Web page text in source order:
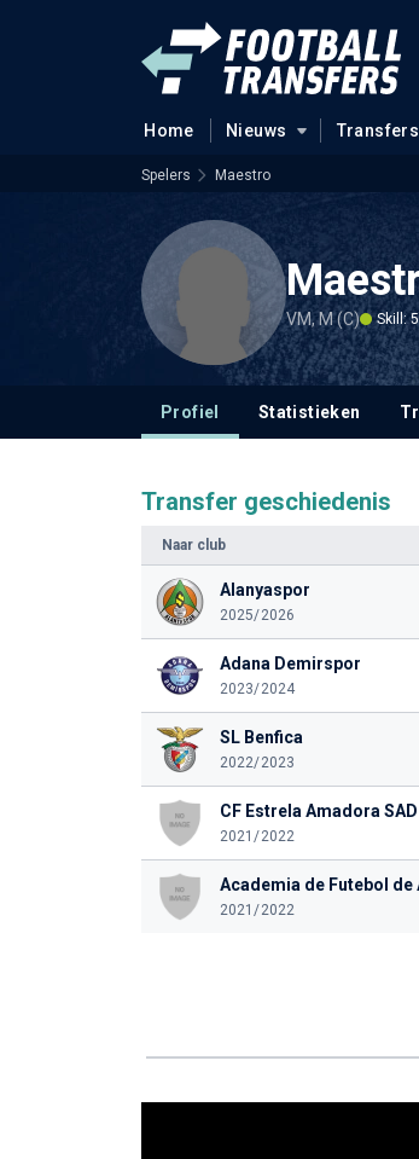
Home Nieuws Transfers
Spelers Maestro
VM, M (C) Skill:
Profiel Statistieken
Transfer geschiedenis
Naar club
Alanyaspor
2025/2026
Adana Demirspor
2023/2024
SL Benfica
2022/2023
CF Estrela Amadora SAD
2021/2022
Academia de Futebol de
2021/2022